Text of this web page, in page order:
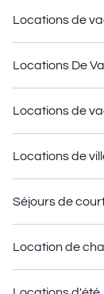
Locations de
Locations de
Locations de
Séjours de
Location de